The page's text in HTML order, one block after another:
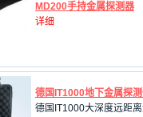
MD200手持金属探测器
详细
德国IT1000地下金属探
德国IT1000大深度远距